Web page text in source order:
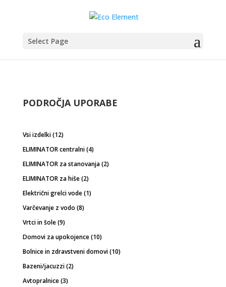
Select Page
PODROČJA UPORABE
Vsi izdelki 1212
izdelkov
ELIMINATOR centralni 44
izdelki
ELIMINATOR za stanovanja 22
ELIMINATOR za hiše 22
izdelka
Električni grelci vode 11
Varčevanje z vodo 88
Vrtci in šole 99
izdelkov
Domovi za upokojence 1010
izdelkov
Bolnice in zdravstveni domovi 1010
Bazeni/jacuzzi 22
Avtopralnice 33